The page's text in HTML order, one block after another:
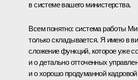
в системе вашего министерства.
Всем понятно: система работы
только складывается. Я имею в
сложение функций, которое уже
и о детально отточенных
и о хорошо продуманной